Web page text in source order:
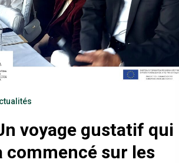
voyage gustatif qui
commencé sur les